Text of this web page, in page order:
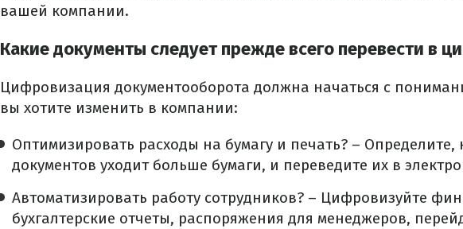
вашей компании.
Какие документы следует прежде всего перевести в
Цифровизация документооборота должна начаться с
вы хотите изменить в компании:
Оптимизировать расходы на бумагу и печать? – Определите,
документов уходит больше бумаги, и переведите их в
Автоматизировать работу сотрудников? – Цифровизуйте
бухгалтерские отчеты, распоряжения для менеджеров,